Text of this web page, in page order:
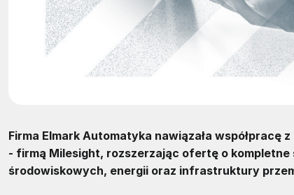
Firma Elmark Automatyka nawiązała współpracę
- firmą Milesight, rozszerzając ofertę o
środowiskowych, energii oraz infrastruktury